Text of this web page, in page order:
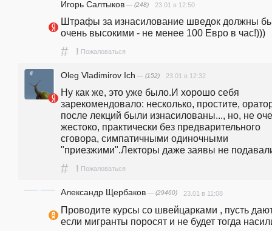
Игорь Салтыков — (248) 23.01 в 12:50
Штрафы за изнасилование шведок должны
очень высокими - не менее 100 Евро в час!)))
# ! Пожаловаться
Oleg Vladimirov Ich — (152) 23.01 в 12:32
Ну как же, это уже было.И хорошо себя
зарекомендовало: несколько, простите,
после лекций были изнасилованы..., но, не
жестоко, практически без предварительного
сговора, симпатичными одиночными
"приезжими".Лекторы даже заявы не
# ! Пожаловаться
Александр Щербаков — (29460) 23.01 в 11:08
Проводите курсы со швейцарками , пусть
если мигранты поросят и не будет тогда